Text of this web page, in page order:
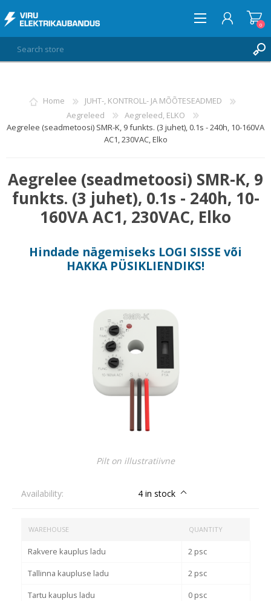
LOG IN
0
Home
JUHT-, KONTROLL- JA MÕÕTESEADMED
Aegreleed
Aegreleed, ELKO
Aegrelee (seadmetoosi) SMR-K, 9 funkts. (3 juhet), 0.1s - 240h, 10-160VA
AC1, 230VAC, Elko
Aegrelee (seadmetoosi) SMR-K, 9
funkts. (3 juhet), 0.1s - 240h, 10-
160VA AC1, 230VAC, Elko
Hindade nägemiseks LOGI SISSE või
HAKKA PÜSIKLIENDIKS!
Pilt on illustratiivne
Availability: 4 in stock
WAREHOUSE QUANTITY
Rakvere kauplus ladu
2 psc
Tallinna kaupluse ladu
2 psc
Tartu kauplus ladu
0 psc